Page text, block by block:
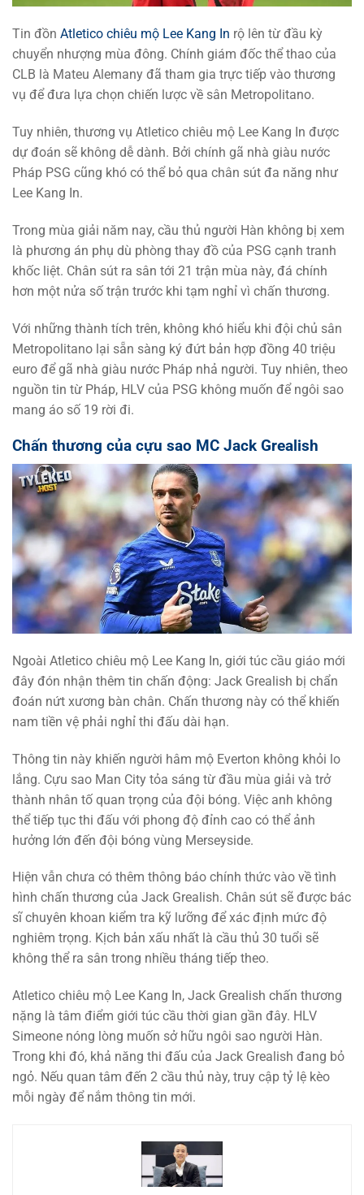
Tin đồn Atletico chiêu mộ Lee Kang In rộ lên từ đầu kỳ
chuyển nhượng mùa đông. Chính giám đốc thể thao của
CLB là Mateu Alemany đã tham gia trực tiếp vào thương
vụ để đưa lựa chọn chiến lược về sân Metropolitano.
Tuy nhiên, thương vụ Atletico chiêu mộ Lee Kang In được
dự đoán sẽ không dễ dành. Bởi chính gã nhà giàu nước
Pháp PSG cũng khó có thể bỏ qua chân sút đa năng như
Lee Kang In.
Trong mùa giải năm nay, cầu thủ người Hàn không bị xem
là phương án phụ dù phòng thay đồ của PSG cạnh tranh
khốc liệt. Chân sút ra sân tới 21 trận mùa này, đá chính
hơn một nửa số trận trước khi tạm nghỉ vì chấn thương.
Với những thành tích trên, không khó hiểu khi đội chủ sân
Metropolitano lại sẵn sàng ký đứt bản hợp đồng 40 triệu
euro để gã nhà giàu nước Pháp nhả người. Tuy nhiên, theo
nguồn tin từ Pháp, HLV của PSG không muốn để ngôi sao
mang áo số 19 rời đi.
Chấn thương của cựu sao MC Jack Grealish
Ngoài Atletico chiêu mộ Lee Kang In, giới túc cầu giáo mới
đây đón nhận thêm tin chấn động: Jack Grealish bị chẩn
đoán nứt xương bàn chân. Chấn thương này có thể khiến
nam tiền vệ phải nghỉ thi đấu dài hạn.
Thông tin này khiến người hâm mộ Everton không khỏi lo
lắng. Cựu sao Man City tỏa sáng từ đầu mùa giải và trở
thành nhân tố quan trọng của đội bóng. Việc anh không
thể tiếp tục thi đấu với phong độ đỉnh cao có thể ảnh
hưởng lớn đến đội bóng vùng Merseyside.
Hiện vẫn chưa có thêm thông báo chính thức vào về tình
hình chấn thương của Jack Grealish. Chân sút sẽ được bác
sĩ chuyên khoan kiểm tra kỹ lưỡng để xác định mức độ
nghiêm trọng. Kịch bản xấu nhất là cầu thủ 30 tuổi sẽ
không thể ra sân trong nhiều tháng tiếp theo.
Atletico chiêu mộ Lee Kang In, Jack Grealish chấn thương
nặng là tâm điểm giới túc cầu thời gian gần đây. HLV
Simeone nóng lòng muốn sở hữu ngôi sao người Hàn.
Trong khi đó, khả năng thi đấu của Jack Grealish đang bỏ
ngỏ. Nếu quan tâm đến 2 cầu thủ này, truy cập tỷ lệ kèo
mỗi ngày để nắm thông tin mới.